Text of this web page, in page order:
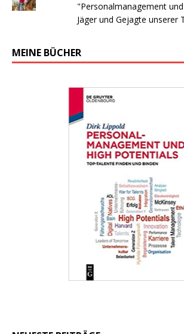
"Personalmanagement
Jäger und Gejagte unserer
MEINE BÜCHER